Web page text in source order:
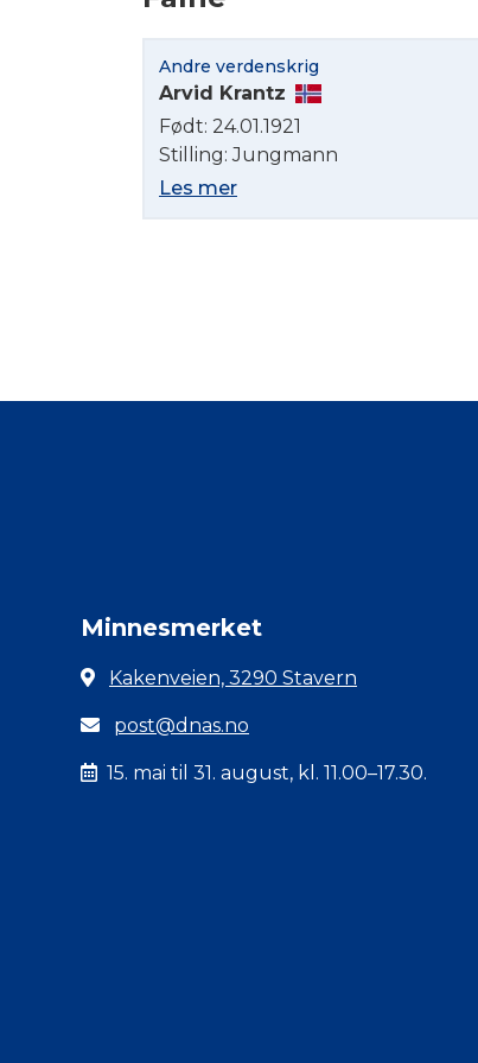
Andre verdenskrig
Arvid Krantz
Født: 24.01.1921
Stilling: Jungmann
Les mer
Minnesmerket
Kakenveien, 3290 Stavern
post@dnas.no
15. mai til 31. august, kl. 11.00–17.30.